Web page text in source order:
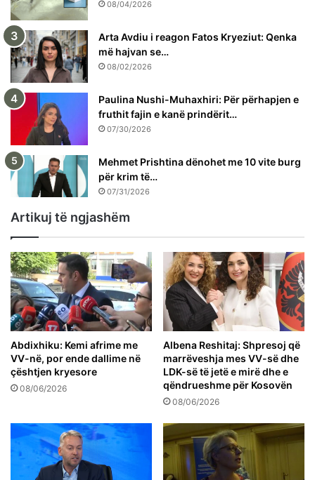
08/04/2026
Arta Avdiu i reagon Fatos Kryeziut: Qenka
më hajvan se…
08/02/2026
Paulina Nushi-Muhaxhiri: Për përhapjen e
fruthit fajin e kanë prindërit…
07/30/2026
Mehmet Prishtina dënohet me 10 vite burg
për krim të…
07/31/2026
Artikuj të ngjashëm
Abdixhiku: Kemi afrime me
VV-në, por ende dallime në
çështjen kryesore
08/06/2026
Albena Reshitaj: Shpresoj që
marrëveshja mes VV-së dhe
LDK-së të jetë e mirë dhe e
qëndrueshme për Kosovën
08/06/2026